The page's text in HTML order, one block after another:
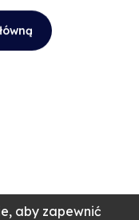
aby zapewnić